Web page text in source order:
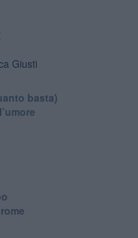
Giusti
basta)